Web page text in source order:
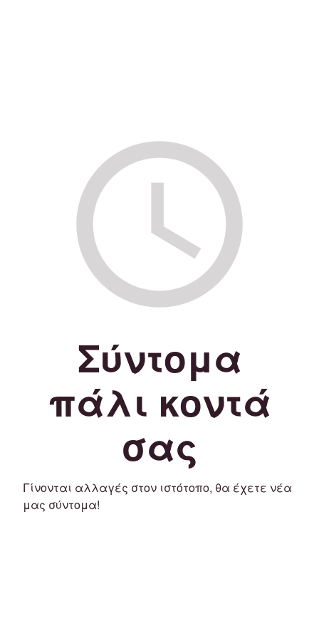
Σύντομα
πάλι κοντά
σας
Γίνονται αλλαγές στον ιστότοπο, θα έχετε νέα
μας σύντομα!